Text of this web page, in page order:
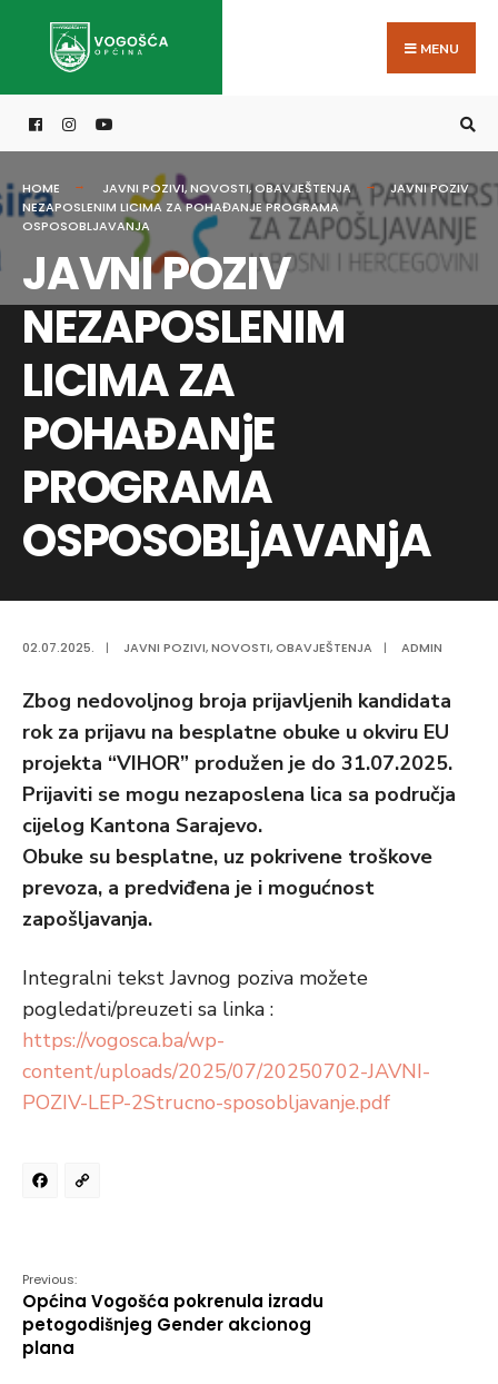
MENU
HOME JAVNI POZIVI,NOVOSTI,OBAVJEŠTENJA
JAVNI POZIV
NEZAPOSLENIM LICIMA ZA POHAĐANJE PROGRAMA
OSPOSOBLJAVANJA
JAVNI POZIV
NEZAPOSLENIM
LICIMA ZA
POHAĐANjE
PROGRAMA
OSPOSOBLjAVANjA
02.07.2025. | JAVNI POZIVI,NOVOSTI,OBAVJEŠTENJA | ADMIN
Zbog nedovoljnog broja prijavljenih kandidata
rok za prijavu na besplatne obuke u okviru EU
projekta “VIHOR” produžen je do 31.07.2025.
Prijaviti se mogu nezaposlena lica sa područja
cijelog Kantona Sarajevo.
Obuke su besplatne, uz pokrivene troškove
prevoza, a predviđena je i mogućnost
zapošljavanja.
Integralni tekst Javnog poziva možete
pogledati/preuzeti sa linka :
https://vogosca.ba/wp-
content/uploads/2025/07/20250702-JAVNI-
POZIV-LEP-2Strucno-sposobljavanje.pdf
Facebook
Previous:
Općina Vogošća pokrenula izradu
petogodišnjeg Gender akcionog
plana
for: